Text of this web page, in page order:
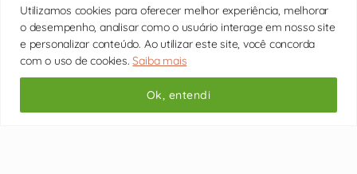
Utilizamos cookies para oferecer melhor experiência, melhorar
o desempenho, analisar como o usuário interage em nosso site
e personalizar conteúdo. Ao utilizar este site, você concorda
com o uso de cookies.Saiba mais
Ok, entendi
Quem somos
Somos 750 psicólogos com CRP ativo, atendendo online em
todo o Brasil.Conheça cada um deles
11 4063-0022 | contato@psitto.com.br |Endereço